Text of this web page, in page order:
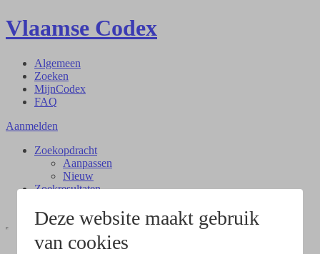
Deze website maakt gebruik
van cookies
Vlaamse Codex
Algemeen
Zoeken
MijnCodex
FAQ
Aanmelden
Zoekopdracht
Aanpassen
Nieuw
Zoekresultaten